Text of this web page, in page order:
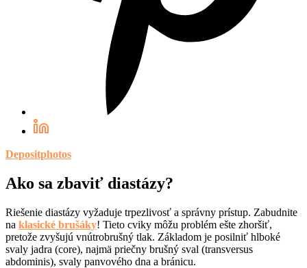
Depositphotos
Ako sa zbaviť diastázy?
Riešenie diastázy vyžaduje trpezlivosť a správny prístup. Zabudnite
na klasické brušáky! Tieto cviky môžu problém ešte zhoršiť,
pretože zvyšujú vnútrobrušný tlak. Základom je posilniť hlboké
svaly jadra (core), najmä priečny brušný sval (transversus
abdominis), svaly panvového dna a bránicu.